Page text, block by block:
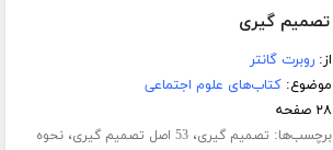
از:روبرت گانتر
موضوع:کتاب‌های علوم اجتماعی
۲۸ صفحه
برچسب‌ها: تصمیم گیری،53 اصل تصمیم گیری ،نحوه